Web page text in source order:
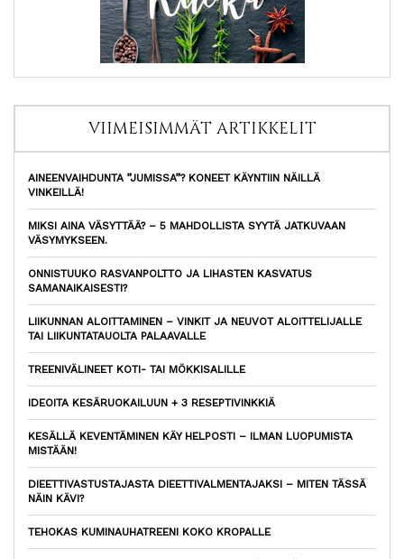
VIIMEISIMMÄT ARTIKKELIT
AINEENVAIHDUNTA ”JUMISSA”? KONEET KÄYNTIIN NÄILLÄ
VINKEILLÄ!
MIKSI AINA VÄSYTTÄÄ? – 5 MAHDOLLISTA SYYTÄ JATKUVAAN
VÄSYMYKSEEN.
ONNISTUUKO RASVANPOLTTO JA LIHASTEN KASVATUS
SAMANAIKAISESTI?
LIIKUNNAN ALOITTAMINEN – VINKIT JA NEUVOT ALOITTELIJALLE
TAI LIIKUNTATAUOLTA PALAAVALLE
TREENIVÄLINEET KOTI- TAI MÖKKISALILLE
IDEOITA KESÄRUOKAILUUN + 3 RESEPTIVINKKIÄ
KESÄLLÄ KEVENTÄMINEN KÄY HELPOSTI – ILMAN LUOPUMISTA
MISTÄÄN!
DIEETTIVASTUSTAJASTA DIEETTIVALMENTAJAKSI – MITEN TÄSSÄ
NÄIN KÄVI?
TEHOKAS KUMINAUHATREENI KOKO KROPALLE